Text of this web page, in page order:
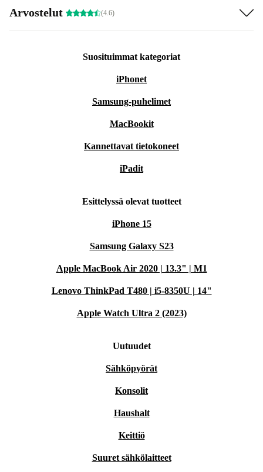
Arvostelut (4.6)
Suosituimmat kategoriat
iPhonet
Samsung-puhelimet
MacBookit
Kannettavat tietokoneet
iPadit
Esittelyssä olevat tuotteet
iPhone 15
Samsung Galaxy S23
Apple MacBook Air 2020 | 13.3" | M1
Lenovo ThinkPad T480 | i5-8350U | 14"
Apple Watch Ultra 2 (2023)
Uutuudet
Sähköpyörät
Konsolit
Haushalt
Keittiö
Suuret sähkölaitteet